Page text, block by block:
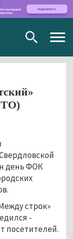
день ФОК
строк»
-
посетителей.